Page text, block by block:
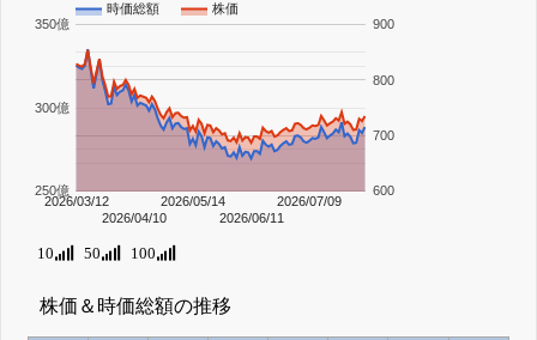
時価総額 株価
2026/03/12
2026/04/10
2026/05/14
2026/06/11
2026/07/09
250億
300億
350億
600
700
800
900
10 50 100
株価＆時価総額の推移